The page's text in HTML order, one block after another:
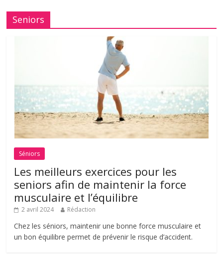
Seniors
Séniors
Les meilleurs exercices pour les
seniors afin de maintenir la force
musculaire et l’équilibre
2 avril 2024 Rédaction
Chez les séniors, maintenir une bonne force musculaire et
un bon équilibre permet de prévenir le risque d’accident.